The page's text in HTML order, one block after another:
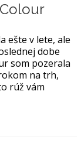
ešte v lete, ale
dobe
som pozerala
na trh,
rúž vám